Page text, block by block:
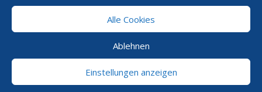
Alle Cookies
Ablehnen
Einstellungen anzeigen
Pressefotos Datenschutzerklärung
Cookie-Richtlinie
© Werner Kalinka MdL, 2026